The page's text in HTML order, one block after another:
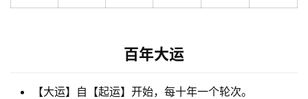
理
登录 注册
百年大运
【大运】自【起运】开始，每十年一个轮次。